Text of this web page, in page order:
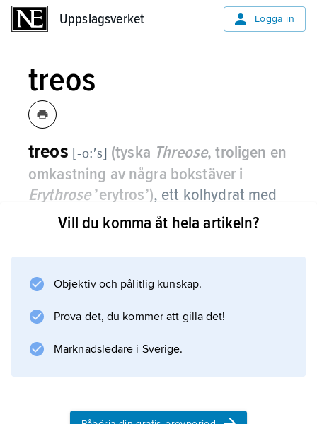
Uppslagsverket Logga in
treos
treos [-o:ʹs] (tyska Threose, troligen en
omkastning av några bokstäver i
Erythrose’erytros’), ett kolhydrat med
fyra kolatomer i kedjan.
referenssubstans inom stereokemin och har
erytro-
).
Information om artikeln
Vill du komma åt hela artikeln?
Objektiv och pålitlig kunskap.
Prova det, du kommer att gilla det!
Marknadsledare i Sverige.